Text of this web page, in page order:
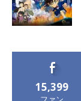
15,399